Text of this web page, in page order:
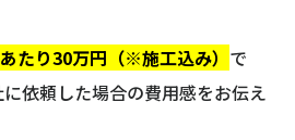
たり30万円（※施工込み） で
依頼した場合の費用感をお伝え